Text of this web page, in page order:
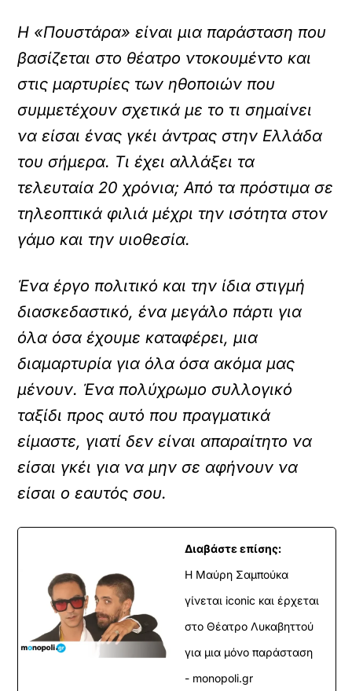
Η «Πουστάρα» είναι μια παράσταση που
βασίζεται στο θέατρο ντοκουμέντο και
στις μαρτυρίες των ηθοποιών που
συμμετέχουν σχετικά με το τι σημαίνει
να είσαι ένας γκέι άντρας στην Ελλάδα
του σήμερα. Τι έχει αλλάξει τα
τελευταία 20 χρόνια; Από τα πρόστιμα σε
τηλεοπτικά φιλιά μέχρι την ισότητα στον
γάμο και την υιοθεσία.
Ένα έργο πολιτικό και την ίδια στιγμή
διασκεδαστικό, ένα μεγάλο πάρτι για
όλα όσα έχουμε καταφέρει, μια
διαμαρτυρία για όλα όσα ακόμα μας
μένουν. Ένα πολύχρωμο συλλογικό
ταξίδι προς αυτό που πραγματικά
είμαστε, γιατί δεν είναι απαραίτητο να
είσαι γκέι για να μην σε αφήνουν να
είσαι ο εαυτός σου.
Διαβάστε επίσης:
Η Μαύρη Σαμπούκα
γίνεται iconic και έρχεται
στο Θέατρο Λυκαβηττού
για μια μόνο παράσταση
- monopoli.gr